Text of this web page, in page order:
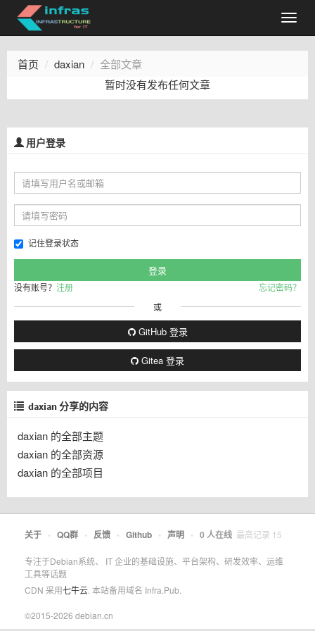
首页 daxian
全部文章
暂时没有发布任何文章
用户登录
记住登录状态
没有账号？ 注册
忘记密码？
或
GitHub 登录
Gitea 登录
daxian 分享的内容
daxian 的全部主题
daxian 的全部资源
daxian 的全部项目
关于 • QQ群 • 反馈 • Github • 声明 • 0 人在线 最高记录 15
专注于Debian系统、 IT 企业的基础设施、平台架构、研发效率、运维
工具等话题
CDN 采用七牛云 . 本站备用域名 Infra.Pub.
©2015-2026 debian.cn